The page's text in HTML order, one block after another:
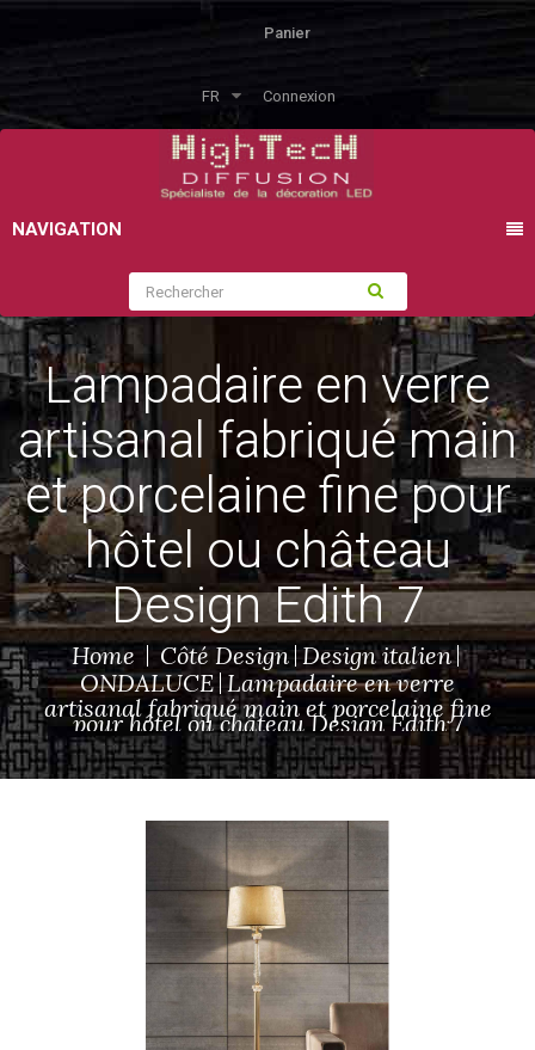
Panier
FR Connexion
NAVIGATION
Lampadaire en verre
artisanal fabriqué main
et porcelaine fine pour
hôtel ou château
Design Edith 7
Home Côté Design Design italien
ONDALUCE Lampadaire en verre
artisanal fabriqué main et porcelaine fine
pour hôtel ou château Design Edith 7